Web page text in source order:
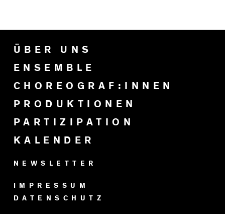
ÜBER UNS
ENSEMBLE
CHOREOGRAF:INNEN
PRODUKTIONEN
PARTIZIPATION
KALENDER
NEWSLETTER
IMPRESSUM
DATENSCHUTZ